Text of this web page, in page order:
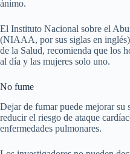
ánimo.
El Instituto Nacional sobre el
(NIAAA, por sus siglas en
de la Salud, recomienda que los
al día y las mujeres solo uno.
No fume
Dejar de fumar puede mejorar su
reducir el riesgo de ataque
enfermedades pulmonares.